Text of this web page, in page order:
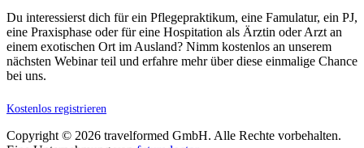
Du interessierst dich für ein Pflegepraktikum, eine Famulatur, ein PJ,
eine Praxisphase oder für eine Hospitation als Ärztin oder Arzt an
einem exotischen Ort im Ausland? Nimm kostenlos an unserem
nächsten Webinar teil und erfahre mehr über diese einmalige Chance
bei uns.
Kostenlos registrieren
Copyright © 2026 travelformed GmbH. Alle Rechte vorbehalten.